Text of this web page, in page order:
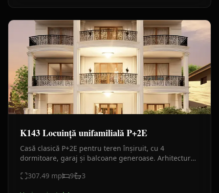
K143 Locuință unifamilială P+2E
Casă clasică P+2E pentru teren înșiruit, cu 4
dormitoare, garaj și balcoane generoase. Arhitectură
307.49 mp 9 3